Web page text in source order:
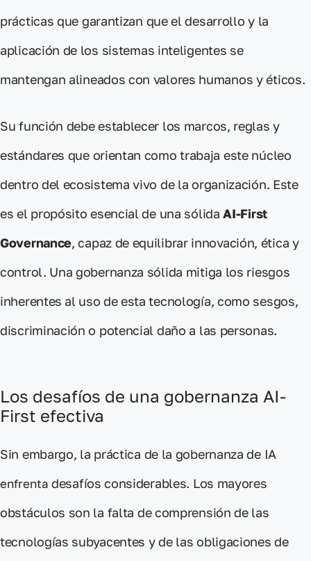
prácticas que garantizan que el desarrollo y la
aplicación de los sistemas inteligentes se
mantengan alineados con valores humanos y éticos.
Su función debe establecer los marcos, reglas y
estándares que orientan como trabaja este núcleo
dentro del ecosistema vivo de la organización. Este
es el propósito esencial de una sólidaAI-First
Governance, capaz de equilibrar innovación, ética y
control. Una gobernanza sólida mitiga los riesgos
inherentes al uso de esta tecnología, como sesgos,
discriminación o potencial daño a las personas.
Los desafíos de una gobernanza AI-
First efectiva
Sin embargo, la práctica de la gobernanza de IA
enfrenta desafíos considerables. Los mayores
obstáculos son la falta de comprensión de las
tecnologías subyacentes y de las obligaciones de